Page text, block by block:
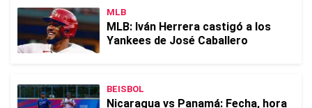
MLB
MLB: Iván Herrera castigó a los
Yankees de José Caballero
BEISBOL
Nicaragua vs Panamá: Fecha, hora